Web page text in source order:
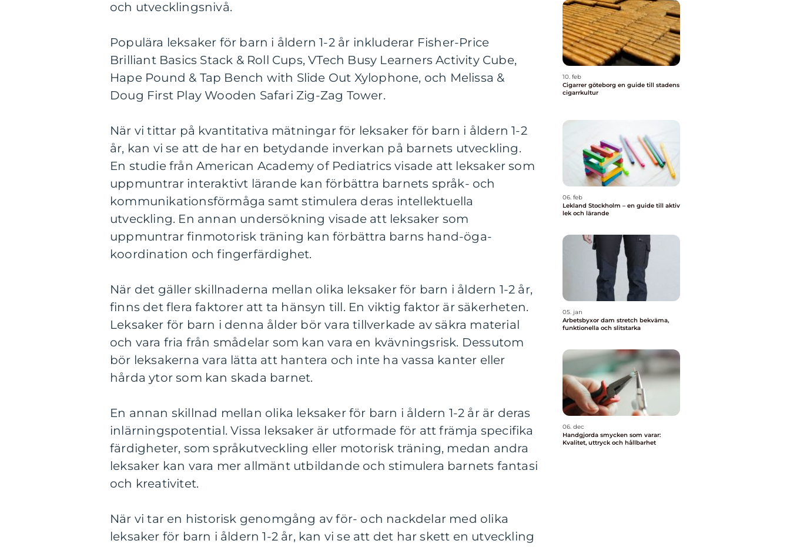
och utvecklingsnivå.
Populära leksaker för barn i åldern 1-2 år inkluderar Fisher-Price
Brilliant Basics Stack & Roll Cups, VTech Busy Learners Activity Cube,
Hape Pound & Tap Bench with Slide Out Xylophone, och Melissa &
Doug First Play Wooden Safari Zig-Zag Tower.
När vi tittar på kvantitativa mätningar för leksaker för barn i åldern 1-2
år, kan vi se att de har en betydande inverkan på barnets utveckling.
En studie från American Academy of Pediatrics visade att leksaker som
uppmuntrar interaktivt lärande kan förbättra barnets språk- och
kommunikationsförmåga samt stimulera deras intellektuella
utveckling. En annan undersökning visade att leksaker som
uppmuntrar finmotorisk träning kan förbättra barns hand-öga-
koordination och fingerfärdighet.
När det gäller skillnaderna mellan olika leksaker för barn i åldern 1-2 år,
finns det flera faktorer att ta hänsyn till. En viktig faktor är säkerheten.
Leksaker för barn i denna ålder bör vara tillverkade av säkra material
och vara fria från smådelar som kan vara en kvävningsrisk. Dessutom
bör leksakerna vara lätta att hantera och inte ha vassa kanter eller
hårda ytor som kan skada barnet.
En annan skillnad mellan olika leksaker för barn i åldern 1-2 år är deras
inlärningspotential. Vissa leksaker är utformade för att främja specifika
färdigheter, som språkutveckling eller motorisk träning, medan andra
leksaker kan vara mer allmänt utbildande och stimulera barnets fantasi
och kreativitet.
När vi tar en historisk genomgång av för- och nackdelar med olika
leksaker för barn i åldern 1-2 år, kan vi se att det har skett en utveckling
10. feb
Cigarrer göteborg en guide till stadens
cigarrkultur
06. feb
Lekland Stockholm – en guide till aktiv
lek och lärande
05. jan
Arbetsbyxor dam stretch bekväma,
funktionella och slitstarka
06. dec
Handgjorda smycken som varar:
Kvalitet, uttryck och hållbarhet